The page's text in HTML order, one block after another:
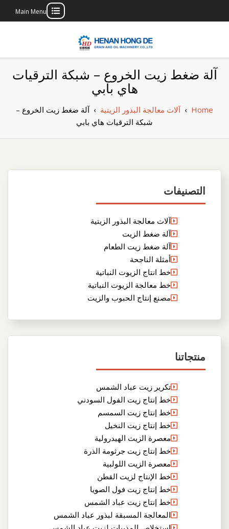
Main Menu
بناء مصنع إنتاج
الزيوت النباتية
الخاص بك
آلة ضغط زيت الخروع – شبكة الترقيات
هاي بابي
Home
›آلات معالجة البذور الزيتية ›آلة ضغط زيت الخروع –
شبكة الترقيات هاي بابي
التصنيفات
آلات معالجة البذور الزيتية
آلة ضغط الزيت
آلة ضغط زيت الطعام
أمثلة الناجحة
خط انتاج الزيوت النباتية
خط معالجة الزيوت النباتية
مصنع إنتاج الحبوب والزيت
منتجاتنا
تكرير زيت عباد الشمس
خط إنتاج زيت الفول السودني
خط إنتاج زيت السمسم
خط إنتاج زيت النخيل
معصرة الزيت الهيدرولية
خط إنتاج زيت جرثومة الذرة
معصرة الزيت اللولبية
خط الإنتاج لزيت القطن
خط إنتاج زيت فول الصويا
خط إنتاج زيت عباد الشمس
المعالجة المسبقة لبذور عباد الشمس